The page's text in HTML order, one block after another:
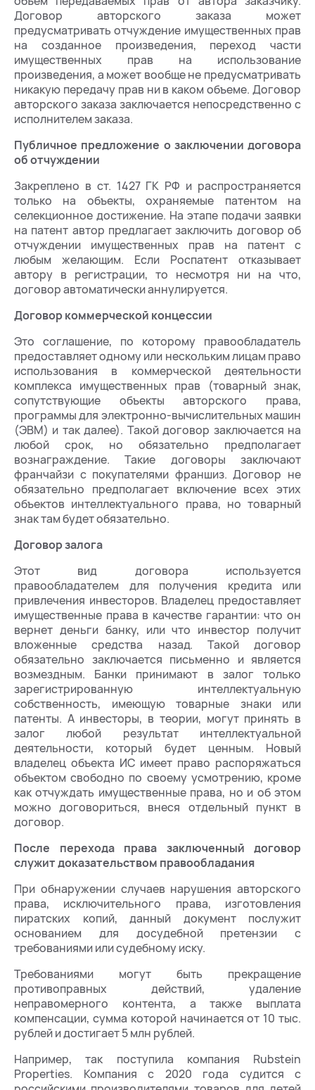
Договор авторского заказа может
предусматривать отчуждение имущественных прав
на созданное произведения, переход части
имущественных прав на использование
произведения, а может вообще не предусматривать
никакую передачу прав ни в каком объеме. Договор
авторского заказа заключается непосредственно с
исполнителем заказа.
Публичное предложение о заключении договора
об отчуждении
Закреплено в ст. 1427 ГК РФ и распространяется
только на объекты, охраняемые патентом на
селекционное достижение. На этапе подачи заявки
на патент автор предлагает заключить договор об
отчуждении имущественных прав на патент с
любым желающим. Если Роспатент отказывает
автору в регистрации, то несмотря ни на что,
договор автоматически аннулируется.
Договор коммерческой концессии
Это соглашение, по которому правообладатель
предоставляет одному или нескольким лицам право
использования в коммерческой деятельности
комплекса имущественных прав (товарный знак,
сопутствующие объекты авторского права,
программы для электронно-вычислительных машин
(ЭВМ) и так далее). Такой договор заключается на
любой срок, но обязательно предполагает
вознаграждение. Такие договоры заключают
франчайзи с покупателями франшиз. Договор не
обязательно предполагает включение всех этих
объектов интеллектуального права, но товарный
знак там будет обязательно.
Договор залога
Этот вид договора используется
правообладателем для получения кредита или
привлечения инвесторов. Владелец предоставляет
имущественные права в качестве гарантии: что он
вернет деньги банку, или что инвестор получит
вложенные средства назад. Такой договор
обязательно заключается письменно и является
возмездным. Банки принимают в залог только
зарегистрированную интеллектуальную
собственность, имеющую товарные знаки или
патенты. А инвесторы, в теории, могут принять в
залог любой результат интеллектуальной
деятельности, который будет ценным. Новый
владелец объекта ИС имеет право распоряжаться
объектом свободно по своему усмотрению, кроме
как отчуждать имущественные права, но и об этом
можно договориться, внеся отдельный пункт в
договор.
После перехода права заключенный договор
служит доказательством правообладания
При обнаружении случаев нарушения авторского
права, исключительного права, изготовления
пиратских копий, данный документ послужит
основанием для досудебной претензии с
требованиями или судебному иску.
Требованиями могут быть прекращение
противоправных действий, удаление
неправомерного контента, а также выплата
компенсации, сумма которой начинается от 10 тыс.
рублей и достигает 5 млн рублей.
Например, так поступила компания Rubstein
Properties. Компания с 2020 года судится с